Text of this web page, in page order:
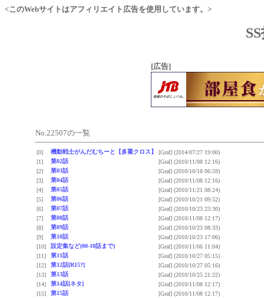
<このWebサイトはアフィリエイト広告を使用しています。>
[広告]
No.22507の一覧
[0] 機動戦士がんだむちーと【多重クロス】 [Graf] (2014/07/27 19:00)
[1]
第02話 [Graf] (2010/11/08 12:16)
[2]
第03話 [Graf] (2010/10/18 06:59)
[3]
第04話 [Graf] (2010/11/08 12:16)
[4]
第05話 [Graf] (2010/11/21 08:24)
[5]
第06話 [Graf] (2010/10/21 09:52)
[6]
第07話 [Graf] (2010/10/23 23:30)
[7]
第08話 [Graf] (2010/11/08 12:17)
[8]
第09話 [Graf] (2010/10/23 08:33)
[9]
第10話 [Graf] (2010/10/23 17:06)
[10]
設定集など(00-10話まで) [Graf] (2010/11/06 11:04)
[11]
第11話 [Graf] (2010/10/27 05:15)
[12]
第12話[R15?] [Graf] (2010/10/27 05:16)
[13]
第13話 [Graf] (2010/10/25 21:22)
[14]
第14話[ネタ] [Graf] (2010/11/08 12:17)
[15]
第15話 [Graf] (2010/11/08 12:17)